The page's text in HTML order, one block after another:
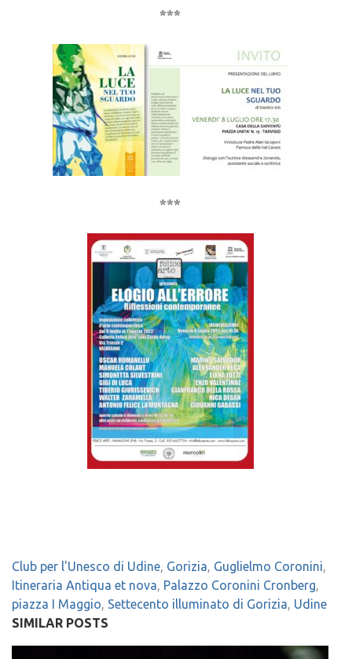
***
***
Club per l'Unesco di Udine, Gorizia, Guglielmo Coronini,
Itineraria Antiqua et nova, Palazzo Coronini Cronberg,
piazza I Maggio, Settecento illuminato di Gorizia, Udine
SIMILAR POSTS